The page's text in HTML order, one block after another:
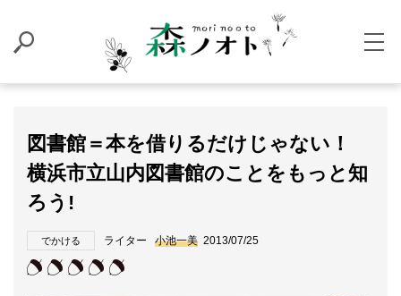
図書館＝本を借りるだけじゃない！
横浜市立山内図書館のことをもっと知
ろう!
でかける ライター 小池一美 2013/07/25